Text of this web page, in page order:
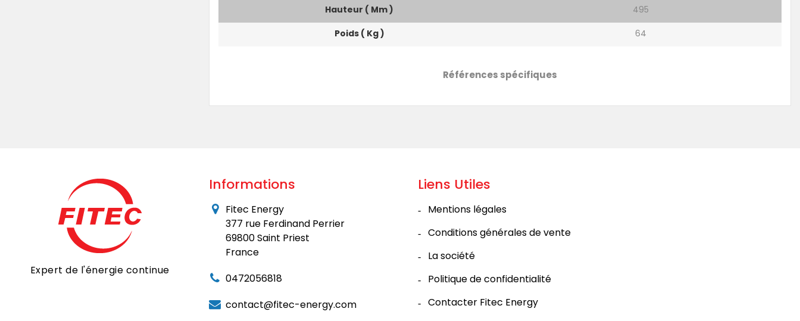
Hauteur ( Mm )
495
Poids ( Kg )
64
Références spécifiques
Expert de l'énergie continue
Informations
Fitec Energy
377 rue Ferdinand Perrier
69800 Saint Priest
France
0472056818
contact@fitec-energy.com
Liens Utiles
Mentions légales
Conditions générales de vente
La société
Politique de confidentialité
Contacter Fitec Energy